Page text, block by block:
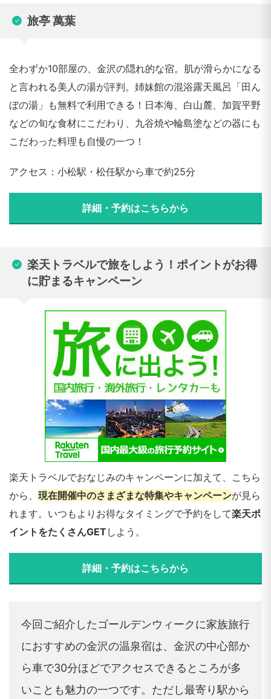
旅亭 萬葉
全わずか10部屋の、金沢の隠れ的な宿。肌が滑らかになる
と言われる美人の湯が評判。姉妹館の混浴露天風呂「田ん
ぼの湯」も無料で利用できる！日本海、白山麓、加賀平野
などの旬な食材にこだわり、九谷焼や輪島塗などの器にも
こだわった料理も自慢の一つ！
アクセス：小松駅・松任駅から車で約25分
詳細・予約はこちらから
楽天トラベルで旅をしよう！ポイントがお得
に貯まるキャンペーン
楽天トラベルでおなじみのキャンペーンに加えて、こちら
から、 現在開催中のさまざまな特集やキャンペーンが見ら
れます。いつもよりお得なタイミングで予約をして楽天ポ
イントをたくさんGET しよう。
詳細・予約はこちらから
今回ご紹介したゴールデンウィークに家族旅行
におすすめの金沢の温泉宿は、金沢の中心部か
ら車で30分ほどでアクセスできるところが多
いことも魅力の一つです。ただし最寄り駅から